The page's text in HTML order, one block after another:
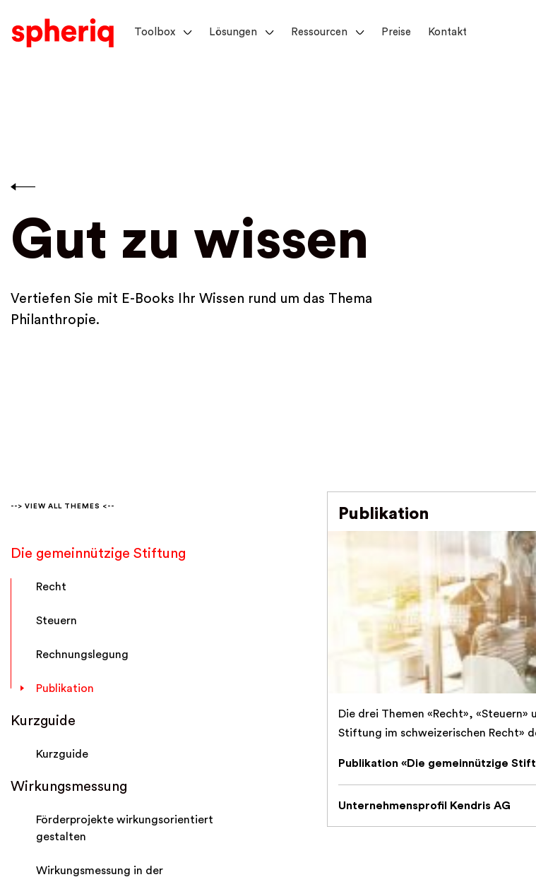
Toolbox Lösungen Ressourcen Preise Kontakt
Gut zu wissen
Vertiefen Sie mit E-Books Ihr Wissen rund um das Thema
Philanthropie.
Publikation
Die drei Themen «Recht», «Steuern»
Stiftung im schweizerischen Recht»
Publikation «Die gemeinnützige
Unternehmensprofil Kendris AG
--> VIEW ALL THEMES <--
Die gemeinnützige Stiftung
Recht
Steuern
Rechnungslegung
Publikation
Kurzguide
Kurzguide
Wirkungsmessung
Förderprojekte wirkungsorientiert
gestalten
Wirkungsmessung in der